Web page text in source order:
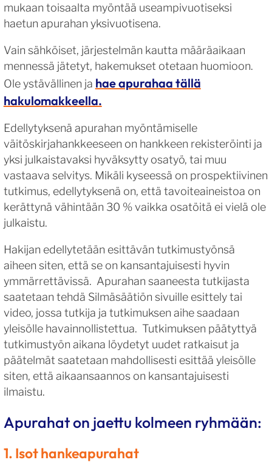
mukaan toisaalta myöntää useampivuotiseksi
haetun apurahan yksivuotisena.
Vain sähköiset, järjestelmän kautta määräaikaan
mennessä jätetyt, hakemukset otetaan huomioon.
Ole ystävällinen ja hae apurahaa tällä
hakulomakkeella.
Edellytyksenä apurahan myöntämiselle
väitöskirjahankkeeseen on hankkeen rekisteröinti ja
yksi julkaistavaksi hyväksytty osatyö, tai muu
vastaava selvitys. Mikäli kyseessä on prospektiivinen
tutkimus, edellytyksenä on, että tavoiteaineistoa on
kerättynä vähintään 30 % vaikka osatöitä ei vielä ole
julkaistu.
Hakijan edellytetään esittävän tutkimustyönsä
aiheen siten, että se on kansantajuisesti hyvin
ymmärrettävissä. Apurahan saaneesta tutkijasta
saatetaan tehdä Silmäsäätiön sivuille esittely tai
video, jossa tutkija ja tutkimuksen aihe saadaan
yleisölle havainnollistettua. Tutkimuksen päätyttyä
tutkimustyön aikana löydetyt uudet ratkaisut ja
päätelmät saatetaan mahdollisesti esittää yleisölle
siten, että aikaansaannos on kansantajuisesti
ilmaistu.
Apurahat on jaettu kolmeen ryhmään:
1. Isot hankeapurahat